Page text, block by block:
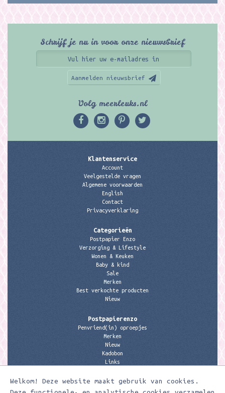
Welkom! Deze website maakt gebruik van cookies.
Schrijf je nu in voor onze nieuwsbrief
Aanmelden nieuwsbrief
Volg meerleuks.nl
Klantenservice
Account
Veelgestelde vragen
Algemene voorwaarden
English
Contact
Privacyverklaring
Categorieën
Postpapier Enzo
Verzorging & Lifestyle
Wonen & Keuken
Baby & kind
Sale
Merken
Best verkochte producten
Nieuw
Postpapierenzo
Penvriend(in) oproepjes
Merken
Nieuw
Kadobon
Links
Contactgegevens
Meerleuks